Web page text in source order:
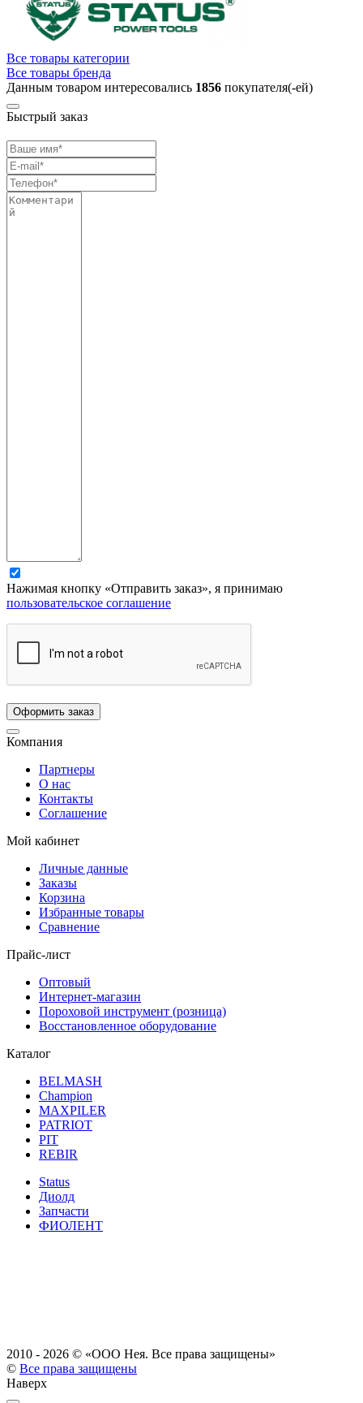
Все товары категории
Все товары бренда
Данным товаром интересовались 1856 покупателя(-ей)
Быстрый заказ
Нажимая кнопку «Отправить заказ», я принимаю
пользовательское соглашение
Компания
Партнеры
О нас
Контакты
Соглашение
Мой кабинет
Личные данные
Заказы
Корзина
Избранные товары
Сравнение
Прайс-лист
Оптовый
Интернет-магазин
Пороховой инструмент (розница)
Восстановленное оборудование
Каталог
BELMASH
Champion
MAXPILER
PATRIOT
PIT
REBIR
Status
Диолд
Запчасти
ФИОЛЕНТ
2010 - 2026 © «ООО Нея. Все права защищены»
© Все права защищены
Наверх